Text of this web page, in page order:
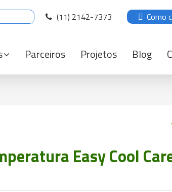
(11) 2142-7373 Como
Parceiros Projetos Blog
Easy Cool